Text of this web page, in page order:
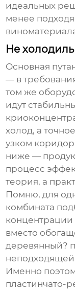
идеальных
менее
Не
Основная
— в
том же
идут
холод, а
узком
ниже —
процесс
теория, а
Помню, для
комбината
вместо
деревянный?
неподходящей
Именно
пластинчато-